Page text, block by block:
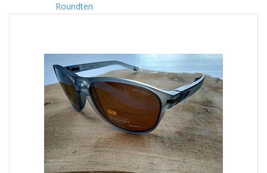
Roundten